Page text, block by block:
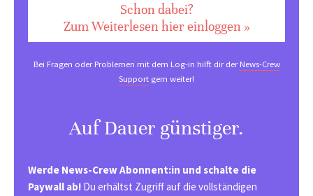
Schon dabei?
Zum Weiterlesen hier einloggen »
Bei Fragen oder Problemen mit dem Log-in hilft dir derNews-Crew
Support gern weiter!
Auf Dauer günstiger.
Werde News-Crew Abonnent:in und schalte die
Paywall ab! Du erhältst Zugriff auf die vollständigen